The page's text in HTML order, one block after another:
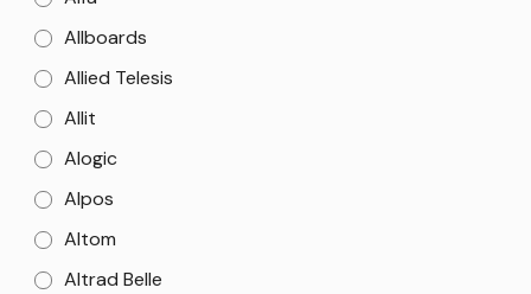
Allboards
Allied Telesis
Allit
Alogic
Alpos
Altom
Altrad Belle